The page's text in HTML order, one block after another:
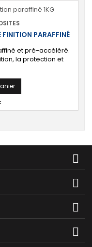
PARAFFINÉ
et pré-accéléré.
la protection et
polyester sur votre
car, etc. 🔝 [Finition
lisse, brillante
la surface visible



